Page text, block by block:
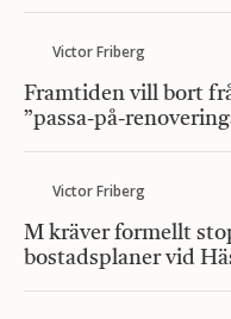
Victor Friberg
Framtiden vill bort
”passa-på-
Victor Friberg
M kräver formellt
bostadsplaner vid